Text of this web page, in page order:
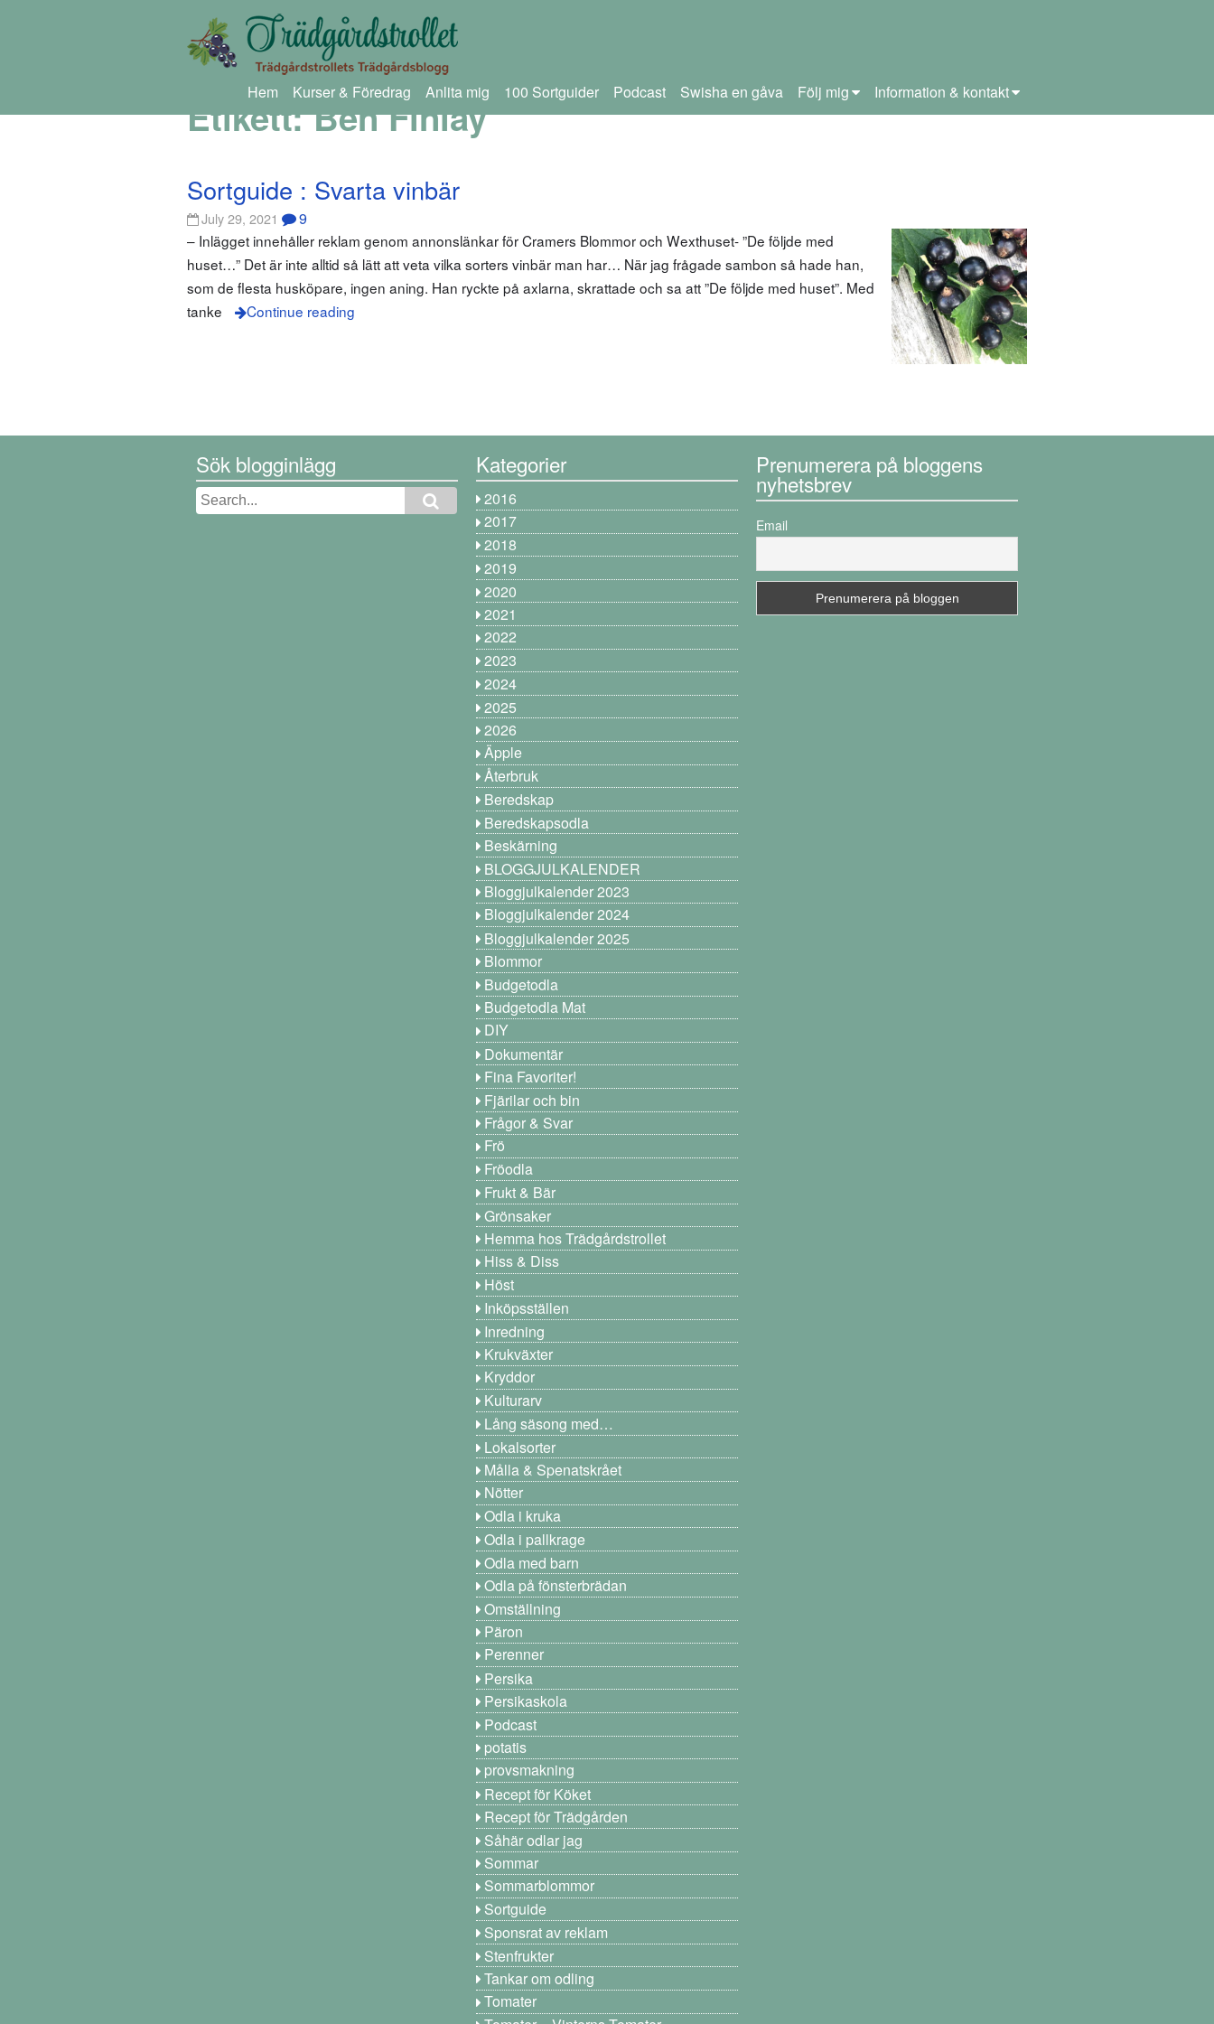
Hem Kurser & Föredrag Anlita mig 100 Sortguider Podcast Swisha en gåva Följ mig Information & kontakt
Etikett:Ben Finlay
Sortguide : Svarta vinbär
July 29, 2021 9
– Inlägget innehåller reklam genom annonslänkar för Cramers Blommor och Wexthuset- ”De följde med
huset…” Det är inte alltid så lätt att veta vilka sorters vinbär man har… När jag frågade sambon så hade han,
som de flesta husköpare, ingen aning. Han ryckte på axlarna, skrattade och sa att ”De följde med huset”. Med
tanke
Continue reading
Sök blogginlägg Kategorier
2016
2017
2018
2019
2020
2021
2022
2023
2024
2025
2026
Äpple
Återbruk
Beredskap
Beredskapsodla
Beskärning
BLOGGJULKALENDER
Bloggjulkalender 2023
Bloggjulkalender 2024
Bloggjulkalender 2025
Blommor
Budgetodla
Budgetodla Mat
DIY
Dokumentär
Fina Favoriter!
Fjärilar och bin
Frågor & Svar
Frö
Fröodla
Frukt & Bär
Grönsaker
Hemma hos Trädgårdstrollet
Hiss & Diss
Höst
Inköpsställen
Inredning
Krukväxter
Kryddor
Kulturarv
Lång säsong med…
Lokalsorter
Målla & Spenatskrået
Nötter
Odla i kruka
Odla i pallkrage
Odla med barn
Odla på fönsterbrädan
Omställning
Päron
Perenner
Persika
Persikaskola
Podcast
potatis
provsmakning
Recept för Köket
Recept för Trädgården
Såhär odlar jag
Sommar
Sommarblommor
Sortguide
Sponsrat av reklam
Stenfrukter
Tankar om odling
Tomater
Prenumerera på bloggens
nyhetsbrev
Email